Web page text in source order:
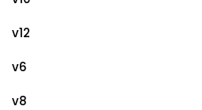
v12
v6
v8